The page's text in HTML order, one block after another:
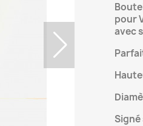
pour
avec
Signé